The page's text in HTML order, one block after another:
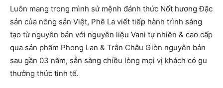
Luôn mang trong mình sứ mệnh đánh thức Nốt hương Đặc
sản của nông sản Việt, Phê La viết tiếp hành trình sáng
tạo từ nguyên bản với nguyên liệu Vani tự nhiên & cao cấp
qua sản phẩm Phong Lan & Trân Châu Giòn nguyên bản
sau gần 03 năm, sẵn sàng chiều lòng mọi vị khách có gu
thưởng thức tinh tế.